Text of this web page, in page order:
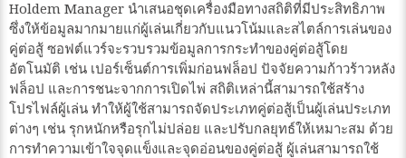
Holdem Manager นำเสนอชุดเครื่องมือทางสถิติที่มีประสิทธิภาพ
ซึ่งให้ข้อมูลมากมายแก่ผู้เล่นเกี่ยวกับแนวโน้มและสไตล์การเล่นของ
คู่ต่อสู้ ซอฟต์แวร์จะรวบรวมข้อมูลการกระทำของคู่ต่อสู้โดย
อัตโนมัติ เช่น เปอร์เซ็นต์การเพิ่มก่อนฟล็อป ปัจจัยความก้าวร้าวหลัง
ฟล็อป และการชนะจากการเปิดไพ่ สถิติเหล่านี้สามารถใช้สร้าง
โปรไฟล์ผู้เล่น ทำให้ผู้ใช้สามารถจัดประเภทคู่ต่อสู้เป็นผู้เล่นประเภท
ต่างๆ เช่น รุกหนักหรือรุกไม่ปล่อย และปรับกลยุทธ์ให้เหมาะสม ด้วย
การทำความเข้าใจจุดแข็งและจุดอ่อนของคู่ต่อสู้ ผู้เล่นสามารถใช้